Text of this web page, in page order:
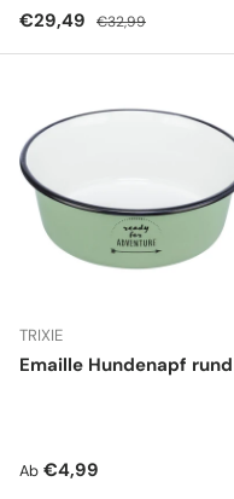
Verkaufspreis
€29,49 Normaler Preis
€32,99
TRIXIE
Emaille Hundenapf rund
Normaler Preis
Ab €4,99